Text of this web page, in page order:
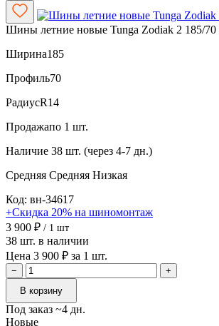
Шины летние новые Tunga Zodiak 2 185/70
Ширина185
Профиль70
РадиусR14
Продажапо 1 шт.
Наличие 38 шт. (через 4-7 дн.)
Средняя Средняя Низкая
Код: вн-34617
+Скидка 20% на шиномонтаж
3 900 ₽ / 1 шт
38 шт. в наличии
Цена 3 900 ₽ за 1 шт.
−
+
В корзину
Под заказ ~4 дн.
Новые